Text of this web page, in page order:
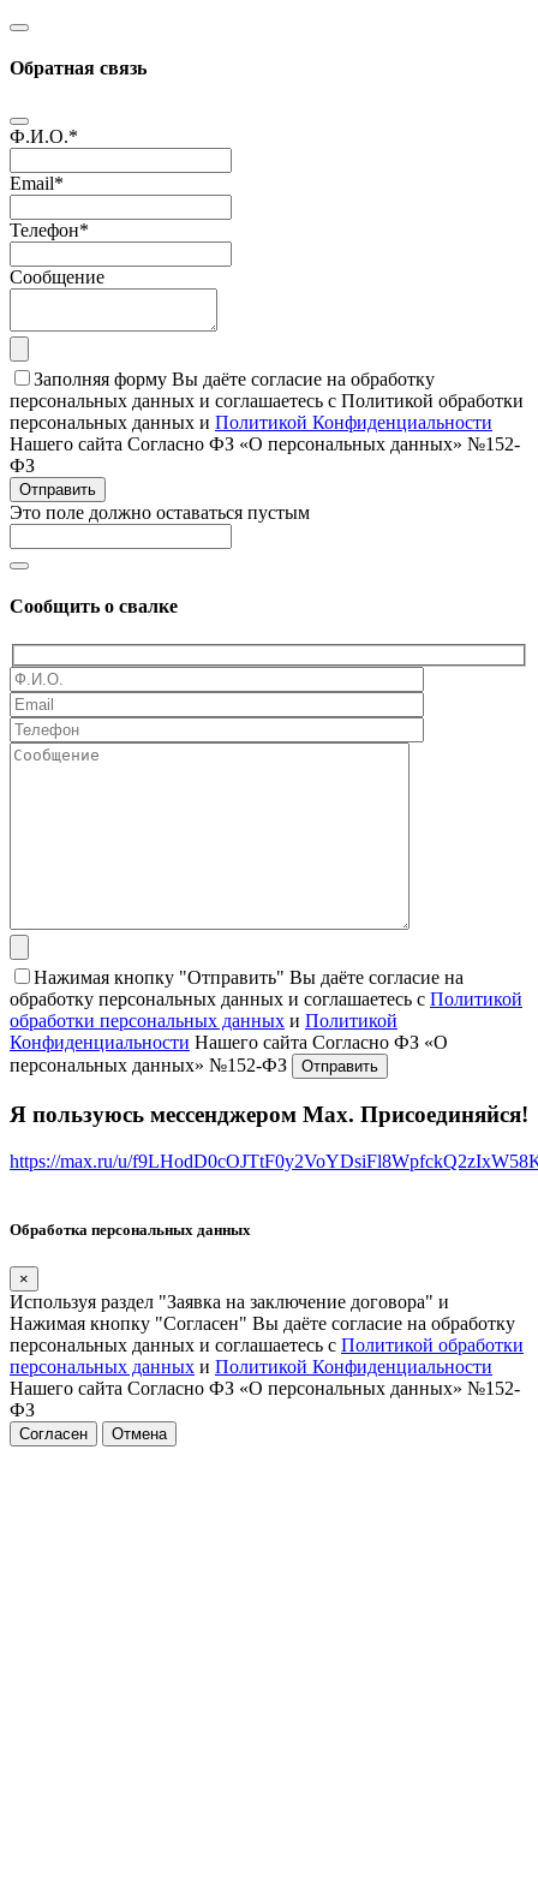
Обратная связь
Ф.И.О.*
Email*
Телефон*
Сообщение
Заполняя форму Вы даёте согласие на обработку
персональных данных и соглашаетесь с Политикой обработки
персональных данных и Политикой Конфиденциальности
Нашего сайта Согласно ФЗ «О персональных данных» №152-
ФЗ
Отправить
Это поле должно оставаться пустым
Сообщить о свалке
Нажимая кнопку "Отправить" Вы даёте согласие на
обработку персональных данных и соглашаетесь с Политикой
обработки персональных данных и Политикой
Конфиденциальности Нашего сайта Согласно ФЗ «О
персональных данных» №152-ФЗ
Я пользуюсь мессенджером Max. Присоединяйся!
https://max.ru/u/
Обработка персональных данных
×
Используя раздел "Заявка на заключение договора" и
Нажимая кнопку "Согласен" Вы даёте согласие на обработку
персональных данных и соглашаетесь с Политикой обработки
персональных данных и Политикой Конфиденциальности
Нашего сайта Согласно ФЗ «О персональных данных» №152-
ФЗ
Согласен Отмена